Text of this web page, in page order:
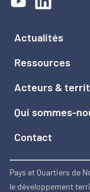
Actualités
Ressources
Acteurs &
Qui sommes-
Contact
Pays et Quartiers de
le développement